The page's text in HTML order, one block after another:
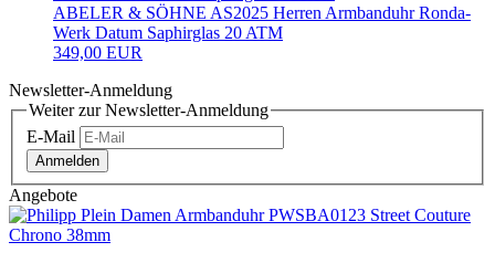
ABELER & SÖHNE AS2025 Herren Armbanduhr Ronda-
Werk Datum Saphirglas 20 ATM
349,00 EUR
Newsletter-Anmeldung
Weiter zur Newsletter-Anmeldung
E-Mail
Anmelden
Angebote